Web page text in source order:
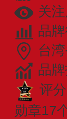
关
品
台
品
评
勋章17